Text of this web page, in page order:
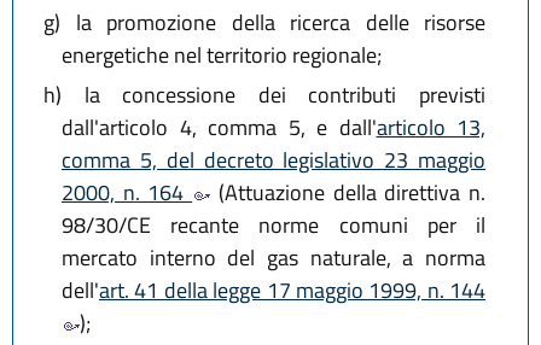
g) la promozione della ricerca delle risorse
energetiche nel territorio regionale;
h) la concessione dei contributi previsti
dall'articolo 4, comma 5, e dall'articolo 13,
comma 5, del decreto legislativo 23 maggio
2000, n. 164
(Attuazione della direttiva n.
98/30/CE recante norme comuni per il
mercato interno del gas naturale, a norma
dell'art. 41 della legge 17 maggio 1999, n. 144
);